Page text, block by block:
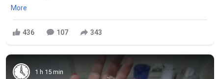
More
436 107 343
1 h 15 min